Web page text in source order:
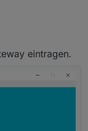
eintragen.